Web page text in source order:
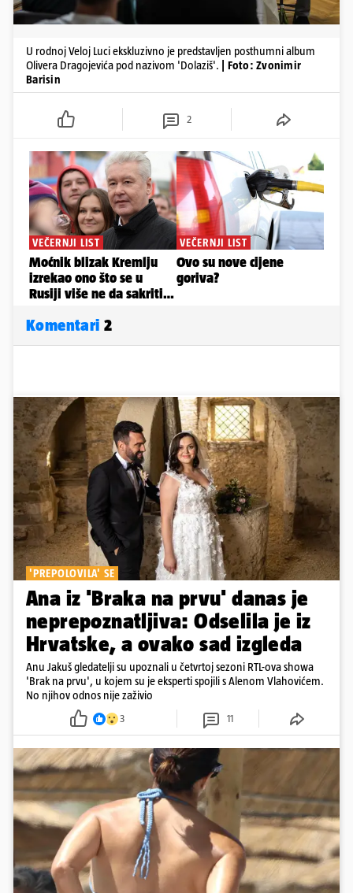
U rodnoj Veloj Luci ekskluzivno je predstavljen posthumni album
Olivera Dragojevića pod nazivom 'Dolaziš'.
| Foto: Zvonimir
Barisin
2
Komentari 2
'PREPOLOVILA' SE
Ana iz 'Braka na prvu' danas je
neprepoznatljiva: Odselila je iz
Hrvatske, a ovako sad izgleda
Anu Jakuš gledatelji su upoznali u četvrtoj sezoni RTL-ova showa
'Brak na prvu', u kojem su je eksperti spojili s Alenom Vlahovićem.
No njihov odnos nije zaživio
3 11